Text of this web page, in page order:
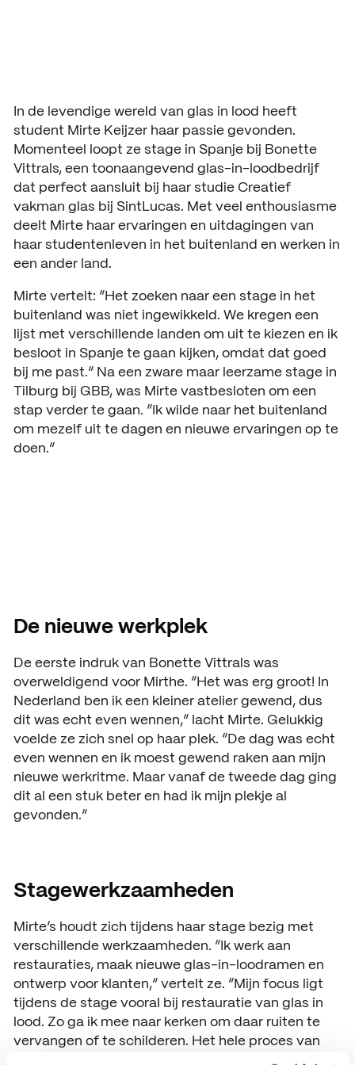
Decanen
Studiegids
Schooljaar 2025 – 2026
Kosten opleiding
Oriënteren
Mbo interessetest
Open dagen
Meeloopdagen
Aanmelden leerjaar 2 en 3
GROEP 7/8
Oriënteren
Open dagen
Workshops
Brochure aanvragen
About SintLucas
CURSUSSEN EN TRAININGEN
NEXT by SintLucas
NEXT by SintLucas
WERKEN BIJ
SintLucas als werkgever
Vacatures
Practoraat
SintLucas Alumni
ACTUEEL
Nieuws
Agenda
In de levendige wereld van glas in lood heeft
student Mirte Keijzer haar passie gevonden.
Momenteel loopt ze stage in Spanje bij Bonette
Vittrals, een toonaangevend glas-in-loodbedrijf
dat perfect aansluit bij haar studie Creatief
vakman glas bij SintLucas. Met veel enthousiasme
deelt Mirte haar ervaringen en uitdagingen van
haar studentenleven in het buitenland en werken in
een ander land.
Mirte vertelt: “Het zoeken naar een stage in het
buitenland was niet ingewikkeld. We kregen een
lijst met verschillende landen om uit te kiezen en ik
besloot in Spanje te gaan kijken, omdat dat goed
bij me past.” Na een zware maar leerzame stage in
Tilburg bij GBB, was Mirte vastbesloten om een
stap verder te gaan. “Ik wilde naar het buitenland
om mezelf uit te dagen en nieuwe ervaringen op te
doen.”
De nieuwe werkplek
De eerste indruk van Bonette Vittrals was
overweldigend voor Mirthe. “Het was erg groot! In
Nederland ben ik een kleiner atelier gewend, dus
dit was echt even wennen,” lacht Mirte. Gelukkig
voelde ze zich snel op haar plek. “De dag was echt
even wennen en ik moest gewend raken aan mijn
nieuwe werkritme. Maar vanaf de tweede dag ging
dit al een stuk beter en had ik mijn plekje al
gevonden.”
Stagewerkzaamheden
Mirte’s houdt zich tijdens haar stage bezig met
verschillende werkzaamheden. “Ik werk aan
restauraties, maak nieuwe glas-in-loodramen en
ontwerp voor klanten,” vertelt ze. “Mijn focus ligt
tijdens de stage vooral bij restauratie van glas in
lood. Zo ga ik mee naar kerken om daar ruiten te
vervangen of te schilderen. Het hele proces van